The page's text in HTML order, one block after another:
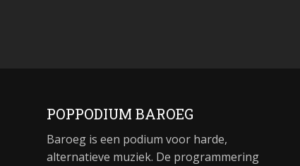
POPPODIUM BAROEG
Baroeg is een podium voor harde,
alternatieve muziek. De programmering